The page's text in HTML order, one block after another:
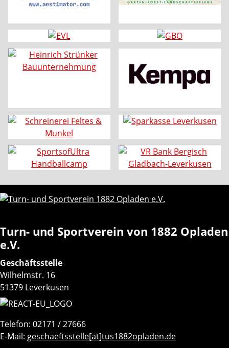
Turn- und Sportverein von 1882 Opladen
e.V.
Geschäftsstelle
Wilhelmstr. 16
51379 Leverkusen
Telefon: 02171 / 27666
E-Mail: geschaeftsstelle[at]tus1882opladen.de